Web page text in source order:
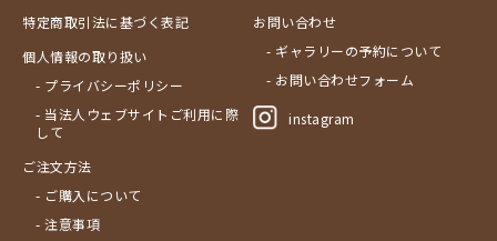
特定商取引法に基づく表記
個人情報の取り扱い
- プライバシーポリシー
- 当法人ウェブサイトご利用に際
して
ご注文方法
- ご購入について
- 注意事項
お問い合わせ
- ギャラリーの予約について
- お問い合わせフォーム
instagram